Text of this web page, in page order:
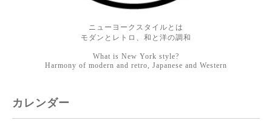
ニューヨークスタイルとは
モダンとレトロ、和と洋の調和
What is New York style?
Harmony of modern and retro, Japanese and Western
カレンダー